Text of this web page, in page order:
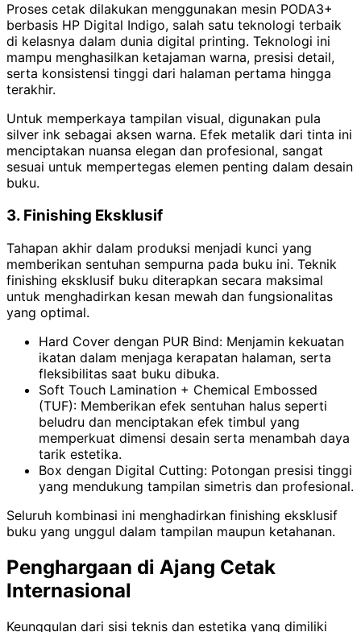
Proses cetak dilakukan menggunakan mesin PODA3+
berbasis HP Digital Indigo, salah satu teknologi terbaik
di kelasnya dalam dunia digital printing. Teknologi ini
mampu menghasilkan ketajaman warna, presisi detail,
serta konsistensi tinggi dari halaman pertama hingga
terakhir.
Untuk memperkaya tampilan visual, digunakan pula
silver ink sebagai aksen warna. Efek metalik dari tinta ini
menciptakan nuansa elegan dan profesional, sangat
sesuai untuk mempertegas elemen penting dalam desain
buku.
3. Finishing Eksklusif
Tahapan akhir dalam produksi menjadi kunci yang
memberikan sentuhan sempurna pada buku ini. Teknik
finishing eksklusif buku diterapkan secara maksimal
untuk menghadirkan kesan mewah dan fungsionalitas
yang optimal.
Hard Cover dengan PUR Bind: Menjamin kekuatan
ikatan dalam menjaga kerapatan halaman, serta
fleksibilitas saat buku dibuka.
Soft Touch Lamination + Chemical Embossed
(TUF): Memberikan efek sentuhan halus seperti
beludru dan menciptakan efek timbul yang
memperkuat dimensi desain serta menambah daya
tarik estetika.
Box dengan Digital Cutting: Potongan presisi tinggi
yang mendukung tampilan simetris dan profesional.
Seluruh kombinasi ini menghadirkan finishing eksklusif
buku yang unggul dalam tampilan maupun ketahanan.
Penghargaan di Ajang Cetak
Internasional
Keunggulan dari sisi teknis dan estetika yang dimiliki